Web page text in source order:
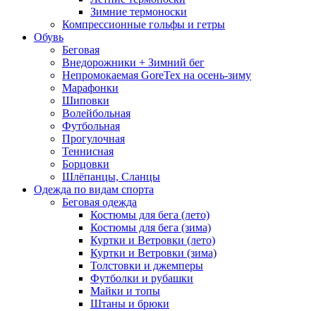
Зимние термоноски
Компрессионные гольфы и гетры
Обувь
Беговая
Внедорожники + Зимний бег
Непромокаемая GoreTex на осень-зиму
Марафонки
Шиповки
Волейбольная
Футбольная
Прогулочная
Теннисная
Борцовки
Шлёпанцы, Сланцы
Одежда по видам спорта
Беговая одежда
Костюмы для бега (лето)
Костюмы для бега (зима)
Куртки и Ветровки (лето)
Куртки и Ветровки (зима)
Толстовки и джемперы
Футболки и рубашки
Майки и топы
Штаны и брюки